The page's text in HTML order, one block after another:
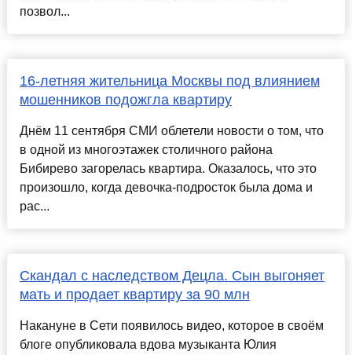
позвол...
16-летняя жительница Москвы под влиянием
мошенников подожгла квартиру
Днём 11 сентября СМИ облетели новости о том, что
в одной из многоэтажек столичного района
Бибирево загорелась квартира. Оказалось, что это
произошло, когда девочка-подросток была дома и
рас...
Скандал с наследством Децла. Сын выгоняет
мать и продает квартиру за 90 млн
Накануне в Сети появилось видео, которое в своём
блоге опубликовала вдова музыканта Юлия